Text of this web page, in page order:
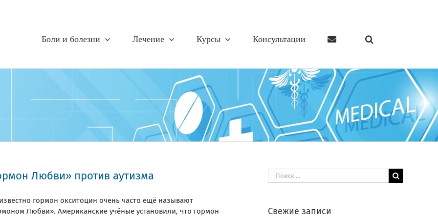
Боли и болезни Лечение Курсы Консультации
Любви» против аутизма
гормон окситоцин очень часто ещё называют
Любви». Американские учёные установили, что гормон
Результат
поиска:
Свежие записи